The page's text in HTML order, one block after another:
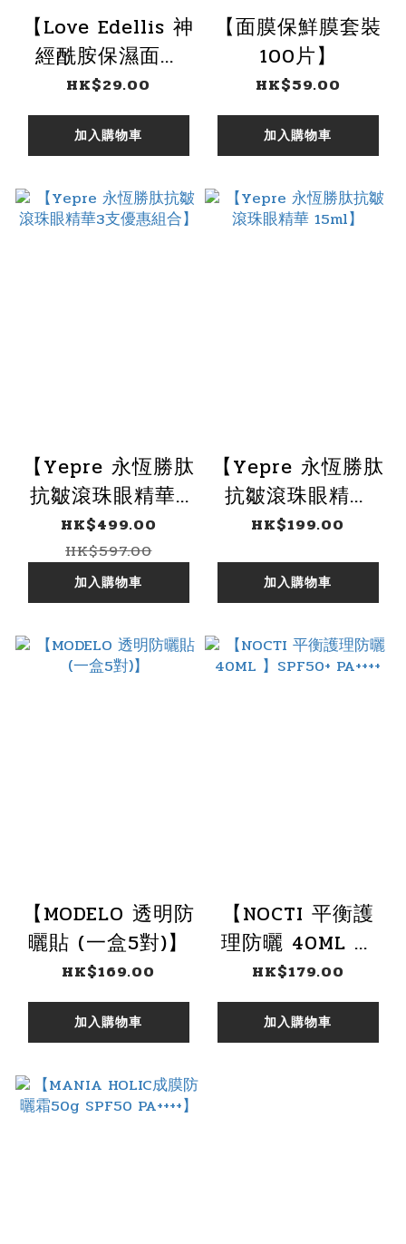
【Love Edellis 神
經酰胺保濕面膜
(單條)】
HK$29.00
加入購物車
【面膜保鮮膜套裝
100片】
HK$59.00
加入購物車
【Yepre 永恆勝肽
抗皺滾珠眼精華3
支優惠組合】
HK$499.00
HK$597.00
加入購物車
【Yepre 永恆勝肽
抗皺滾珠眼精華
15ml】
HK$199.00
加入購物車
【MODELO 透明防
曬貼 (一盒5對)】
HK$169.00
加入購物車
【NOCTI 平衡護
理防曬 40ML 】
SPF50+ PA++++
HK$179.00
加入購物車